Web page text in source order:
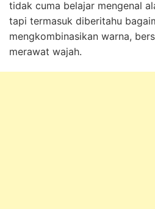
tidak cuma belajar mengenal
tapi termasuk diberitahu
mengkombinasikan warna,
merawat wajah.